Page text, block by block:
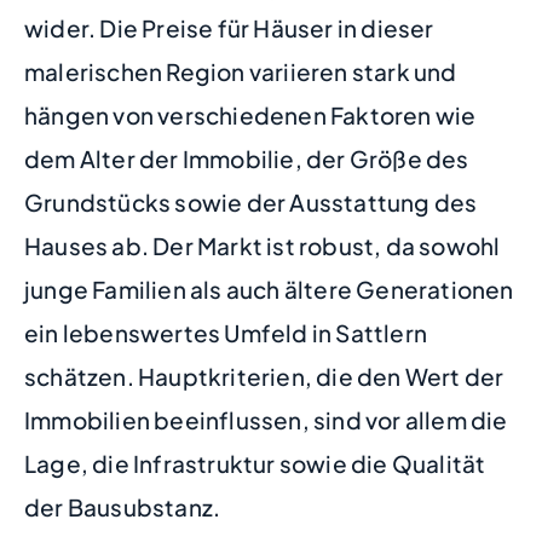
wider. Die Preise für Häuser in dieser
malerischen Region variieren stark und
hängen von verschiedenen Faktoren wie
dem Alter der Immobilie, der Größe des
Grundstücks sowie der Ausstattung des
Hauses ab. Der Markt ist robust, da sowohl
junge Familien als auch ältere Generationen
ein lebenswertes Umfeld in Sattlern
schätzen. Hauptkriterien, die den Wert der
Immobilien beeinflussen, sind vor allem die
Lage, die Infrastruktur sowie die Qualität
der Bausubstanz.